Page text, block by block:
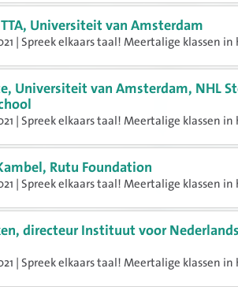
Universiteit van Amsterdam
| Spreek elkaars taal! Meertalige klassen
Universiteit van Amsterdam, NHL
| Spreek elkaars taal! Meertalige klassen
Rutu Foundation
| Spreek elkaars taal! Meertalige klassen
directeur Instituut voor
| Spreek elkaars taal! Meertalige klassen